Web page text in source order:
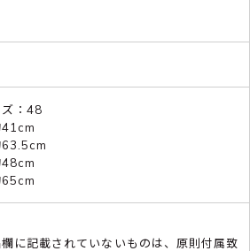
：48
41cm
63.5cm
48cm
65cm
に記載されていないものは、原則付属致